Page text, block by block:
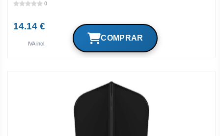
0
14.14 €
IVA incl.